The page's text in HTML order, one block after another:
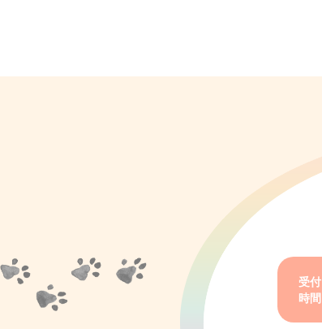
受付
時間